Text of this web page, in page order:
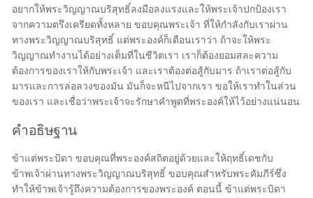
อยากให้พระวิญญาณบริสุทธิ์ลงมือลงแรงและให้พระเจ้าปกป้องเรา
จากความตรึงเครียดทั้งหลาย ขอบคุณพระเจ้า ที่ให้กำลังกับเราผ่าน
ทางพระวิญญาณบริสุทธิ์ แต่พระองค์ก็เตือนเราว่า ถ้าจะให้พระ
วิญญาณทำงานได้อย่างเต็มที่ในชีวิตเรา เราก็ต้องยอมสละความ
ต้องการของเราให้กับพระเจ้า และเราต้องต่อสู้กับมาร ถ้าเราต่อสู้กับ
มารและการล่อลวงของมัน มันก็จะหนีไปจากเรา ขอให้เราทำในส่วน
ของเรา และเชื่อว่าพระเจ้าจะรักษาคำพูดที่พระองค์ให้ไว้อย่างแน่นอน
คำอธิษฐาน
ข้าแต่พระบิดา ขอบคุณที่พระองค์สถิตอยู่ด้วยและให้ฤทธิ์เดชกับ
ข้าพเจ้าผ่านทางพระวิญญาณบริสุทธิ์ ขอบคุณสำหรับพระคัมภีร์ซึ่ง
ทำให้ข้าพเจ้ารู้ถึงความต้องการของพระองค์ ตอนนี้ ข้าแต่พระบิดา